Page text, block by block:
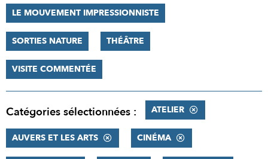
LE MOUVEMENT IMPRESSIONNISTE
SORTIES NATURE THÉÂTRE
VISITE COMMENTÉE
Catégories sélectionnées : ATELIER
AUVERS ET LES ARTS CINÉMA